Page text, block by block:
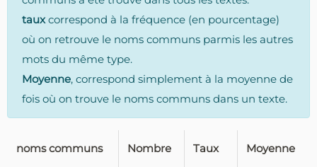
tauxcorrespond à la fréquence (en pourcentage)
où on retrouve le noms communs parmis les autres
mots du même type.
Moyenne, correspond simplement à la moyenne de
fois où on trouve le noms communs dans un texte.
noms communs Nombre Taux Moyenne